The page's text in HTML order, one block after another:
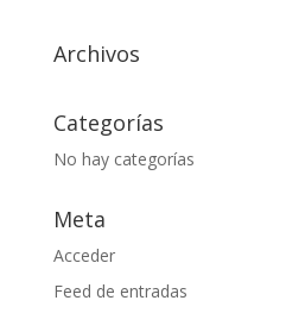
Archivos
Categorías
No hay categorías
Meta
Acceder
Feed de entradas